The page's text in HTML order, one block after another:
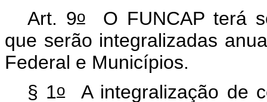
Art. 9oO FUNCAP terá
que serão integralizadas
Federal e Municípios.
§ 1oA integralização de